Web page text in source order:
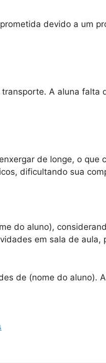
devido a um
A aluna
de longe, o
dificultando sua
do aluno),
em sala de
de (nome do aluno).